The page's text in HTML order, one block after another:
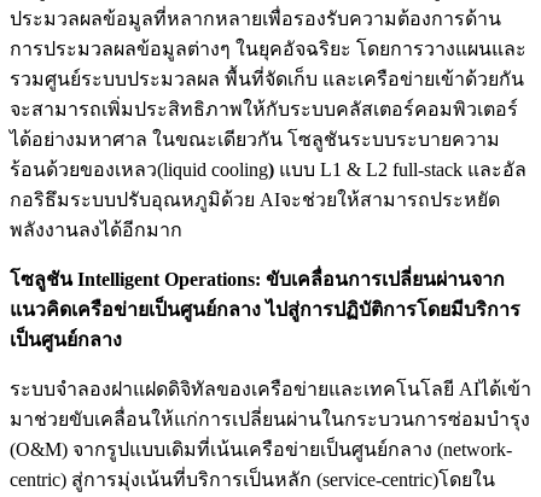
ประมวลผลข้อมูลที่หลากหลายเพื่อรองรับความต้องการด้าน
การประมวลผลข้อมูลต่างๆ ในยุคอัจฉริยะ โดยการวางแผนและ
รวมศูนย์ระบบประมวลผล พื้นที่จัดเก็บ และเครือข่ายเข้าด้วยกัน
จะสามารถเพิ่มประสิทธิภาพให้กับระบบคลัสเตอร์คอมพิวเตอร์
ได้อย่างมหาศาล ในขณะเดียวกัน โซลูชันระบบระบายความ
ร้อนด้วยของเหลว(liquid cooling) แบบ L1 & L2 full-stack และอัล
กอริธึมระบบปรับอุณหภูมิด้วย AIจะช่วยให้สามารถประหยัด
พลังงานลงได้อีกมาก
โซลูชันIntelligent Operations: ขับเคลื่อนการเปลี่ยนผ่านจาก
แนวคิดเครือข่ายเป็นศูนย์กลาง ไปสู่การปฏิบัติการโดยมีบริการ
เป็นศูนย์กลาง
ระบบจำลองฝาแฝดดิจิทัลของเครือข่ายและเทคโนโลยี AIได้เข้า
มาช่วยขับเคลื่อนให้แก่การเปลี่ยนผ่านในกระบวนการซ่อมบำรุง
(O&M) จากรูปแบบเดิมที่เน้นเครือข่ายเป็นศูนย์กลาง (network-
centric) สู่การมุ่งเน้นที่บริการเป็นหลัก (service-centric)โดยใน